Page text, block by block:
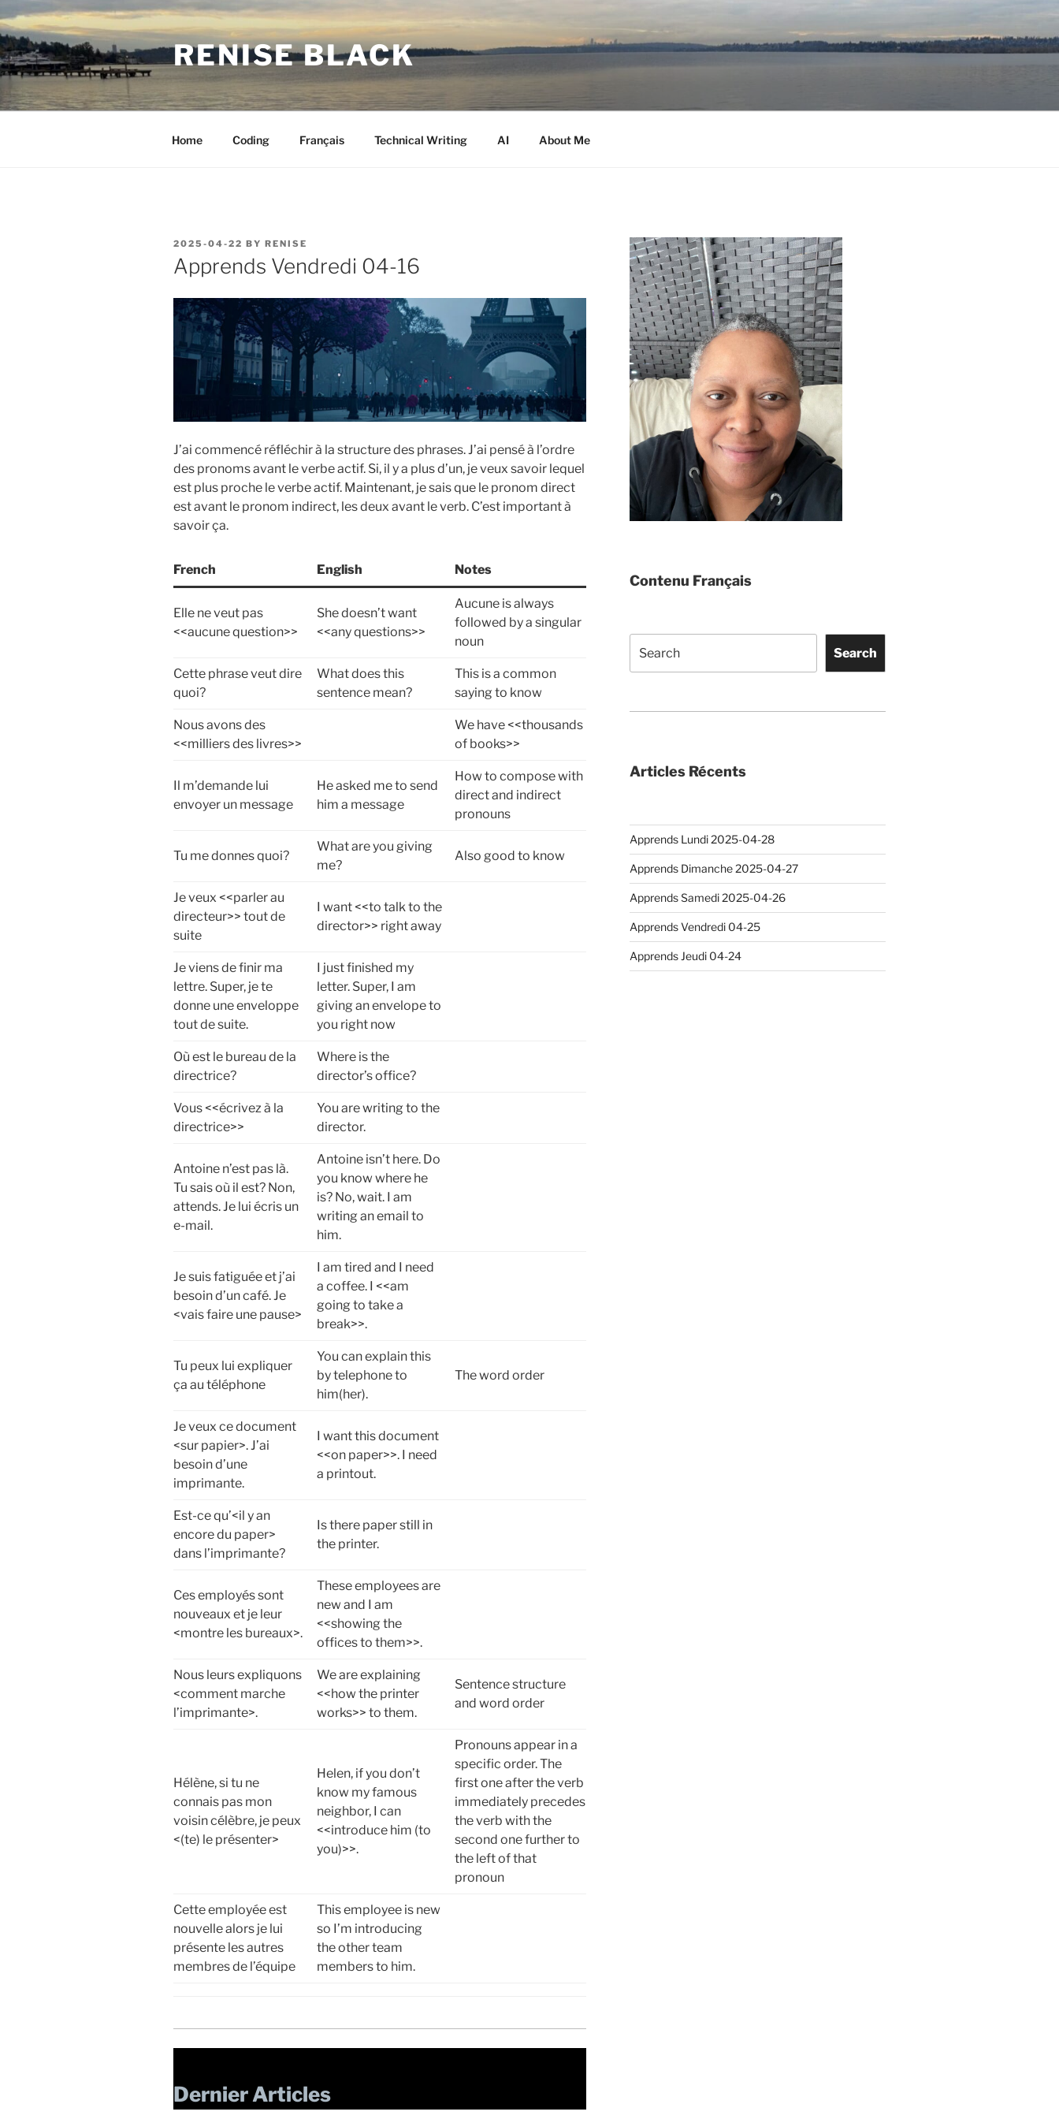
to
content
RENISE BLACK
Home Coding Français Technical Writing AI About Me
POSTED
ON
2025-04-22 BY RENISE
Apprends Vendredi 04-16
J’ai commencé réfléchir à la structure des phrases. J’ai pensé à l’ordre
des pronoms avant le verbe actif. Si, il y a plus d’un, je veux savoir lequel
est plus proche le verbe actif. Maintenant, je sais que le pronom direct
est avant le pronom indirect, les deux avant le verb. C’est important à
savoir ça.
French English Notes
Elle ne veut pas
<<aucune question>>
She doesn’t want
<<any questions>>
Aucune is always
followed by a singular
noun
Cette phrase veut dire
quoi?
What does this
sentence mean?
This is a common
saying to know
Nous avons des
<<milliers des livres>>
We have <<thousands
of books>>
Il m’demande lui
envoyer un message
He asked me to send
him a message
How to compose with
direct and indirect
pronouns
Tu me donnes quoi?
What are you giving
me?
Also good to know
Je veux <<parler au
directeur>> tout de
suite
I want <<to talk to the
director>> right away
Je viens de finir ma
lettre. Super, je te
donne une enveloppe
tout de suite.
I just finished my
letter. Super, I am
giving an envelope to
you right now
Où est le bureau de la
directrice?
Where is the
director’s office?
Vous <<écrivez à la
directrice>>
You are writing to the
director.
Antoine n’est pas là.
Tu sais où il est? Non,
attends. Je lui écris un
e-mail.
Antoine isn’t here. Do
you know where he
is? No, wait. I am
writing an email to
him.
Je suis fatiguée et j’ai
besoin d’un café. Je
<vais faire une pause>
I am tired and I need
a coffee. I <<am
going to take a
break>>.
Tu peux lui expliquer
ça au téléphone
You can explain this
by telephone to
him(her).
The word order
Je veux ce document
<sur papier>. J’ai
besoin d’une
imprimante.
I want this document
<<on paper>>. I need
a printout.
Est-ce qu’<il y an
encore du paper>
dans l’imprimante?
Is there paper still in
the printer.
Ces employés sont
nouveaux et je leur
<montre les bureaux>.
These employees are
new and I am
<<showing the
offices to them>>.
Nous leurs expliquons
<comment marche
l’imprimante>.
We are explaining
<<how the printer
works>> to them.
Sentence structure
and word order
Hélène, si tu ne
connais pas mon
voisin célèbre, je peux
<(te) le présenter>
Helen, if you don’t
know my famous
neighbor, I can
<<introduce him (to
you)>>.
Pronouns appear in a
specific order. The
first one after the verb
immediately precedes
the verb with the
second one further to
the left of that
pronoun
Cette employée est
nouvelle alors je lui
présente les autres
membres de l’équipe
This employee is new
so I’m introducing
the other team
members to him.
Dernier Articles
Contenu Français
Search
Articles Récents
Apprends Lundi 2025-04-28
Apprends Dimanche 2025-04-27
Apprends Samedi 2025-04-26
Apprends Vendredi 04-25
Apprends Jeudi 04-24